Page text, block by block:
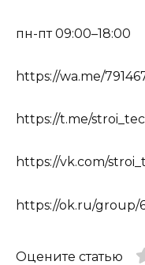
пн-пт 09:00–18:00
https://wa.me/
https://t.me/
https://vk.com/
https://ok.ru/group/
Оцените статью